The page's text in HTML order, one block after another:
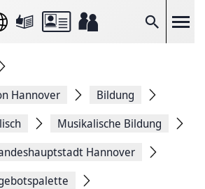
Suche
Hannover
Bildung
Musikalische Bildung
Hannover